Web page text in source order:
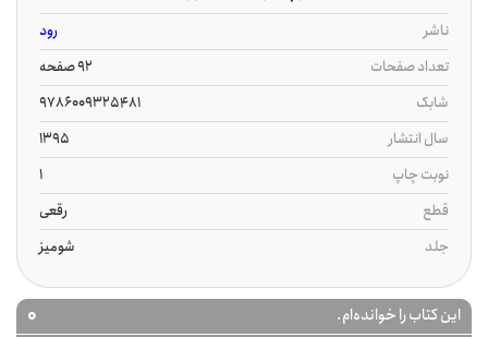
ناشر
رود
تعداد صفحات
92 صفحه
شابک
9786009325481
سال انتشار
1395
نوبت چاپ
1
قطع
رقعی
جلد
شومیز
این کتاب را خوانده‌ام. 0